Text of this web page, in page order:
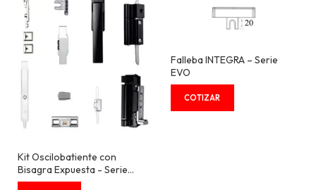
Kit Oscilobatiente con
Bisagra Expuesta - Serie
EVO
Falleba INTEGRA – Serie
EVO